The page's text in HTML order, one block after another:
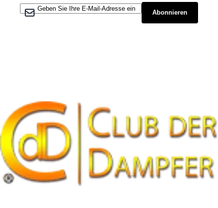
Melden Sie sich für unseren Newsletter an:
Abonnieren